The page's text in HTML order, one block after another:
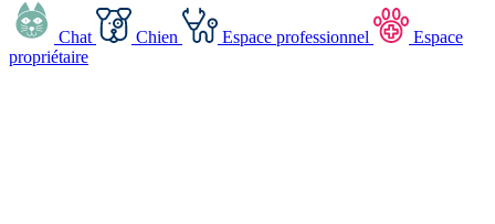
Chat Chien Espace professionnel
Espace
propriétaire